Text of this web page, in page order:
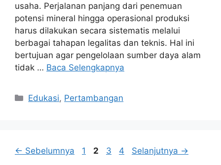
usaha. Perjalanan panjang dari penemuan
potensi mineral hingga operasional produksi
harus dilakukan secara sistematis melalui
berbagai tahapan legalitas dan teknis. Hal ini
bertujuan agar pengelolaan sumber daya alam
tidak … Baca Selengkapnya
Kategori
Edukasi, Pertambangan
← Sebelumnya Halaman
1 Halaman
2 Halaman
3 Halaman
4 Selanjutnya →